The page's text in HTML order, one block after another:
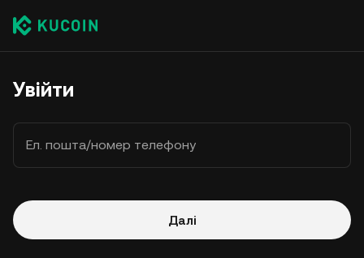
Увійти
Ел. пошта/номер телефону
Далі